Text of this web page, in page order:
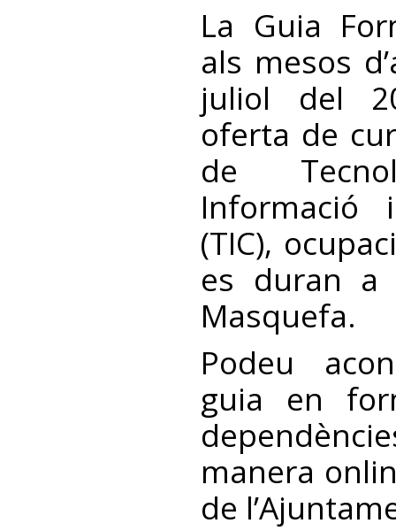
La Guia
als mesos
juliol del
oferta de
de
Informació
(TIC),
es duran a
Masquefa.
Podeu
guia en
manera
de